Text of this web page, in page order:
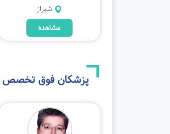
شیراز
مشاهده
پزشکان فوق تخصص